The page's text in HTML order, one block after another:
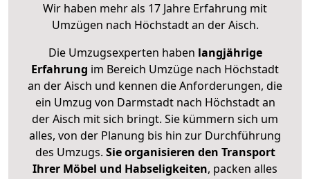
Wir haben mehr als 17 Jahre Erfahrung mit
Umzügen nach Höchstadt an der Aisch.
Die Umzugsexperten haben langjährige
Erfahrung im Bereich Umzüge nach Höchstadt
an der Aisch und kennen die Anforderungen, die
ein Umzug von Darmstadt nach Höchstadt an
der Aisch mit sich bringt. Sie kümmern sich um
alles, von der Planung bis hin zur Durchführung
des Umzugs. Sie organisieren den Transport
Ihrer Möbel und Habseligkeiten, packen alles